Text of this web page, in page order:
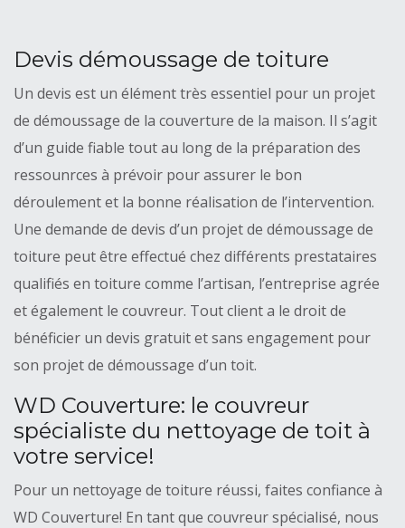
Devis démoussage de toiture
Un devis est un élément très essentiel pour un projet
de démoussage de la couverture de la maison. Il s’agit
d’un guide fiable tout au long de la préparation des
ressounrces à prévoir pour assurer le bon
déroulement et la bonne réalisation de l’intervention.
Une demande de devis d’un projet de démoussage de
toiture peut être effectué chez différents prestataires
qualifiés en toiture comme l’artisan, l’entreprise agrée
et également le couvreur. Tout client a le droit de
bénéficier un devis gratuit et sans engagement pour
son projet de démoussage d’un toit.
WD Couverture: le couvreur
spécialiste du nettoyage de toit à
votre service!
Pour un nettoyage de toiture réussi, faites confiance à
WD Couverture! En tant que couvreur spécialisé, nous